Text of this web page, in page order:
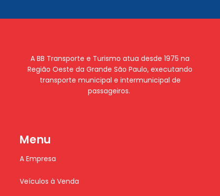
A BB Transporte e Turismo atua desde 1975 na
Região Oeste da Grande São Paulo, executando
transporte municipal e intermunicipal de
passageiros.
Menu
A Empresa
Veículos à Venda